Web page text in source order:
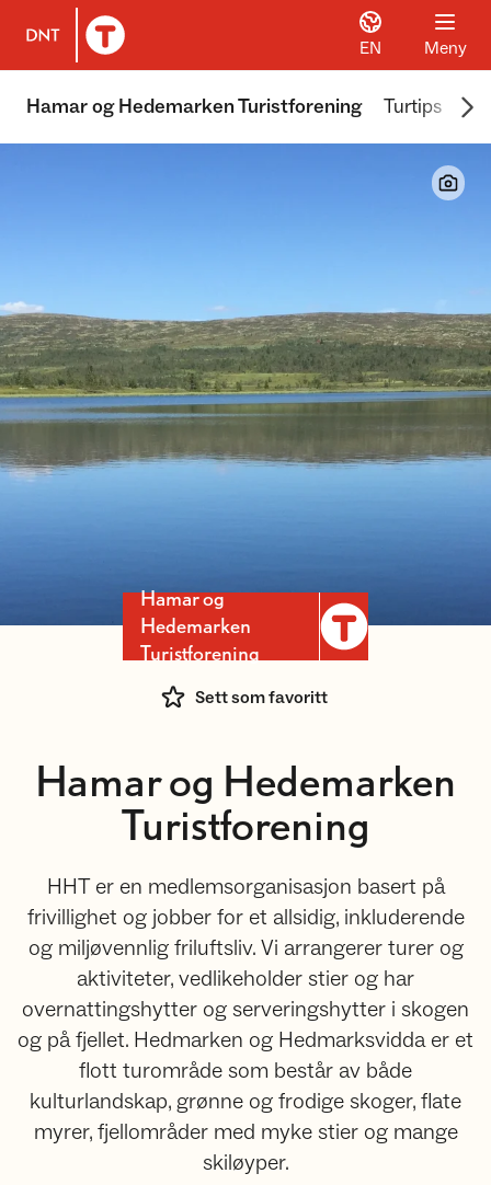
Til DNT.no forside
EN Meny
Hamar og Hedemarken Turistforening Turtips
Hamar og
Hedemarken
Turistforening
Sett som favoritt
Hamar og Hedemarken
Turistforening
HHT er en medlemsorganisasjon basert på
frivillighet og jobber for et allsidig, inkluderende
og miljøvennlig friluftsliv. Vi arrangerer turer og
aktiviteter, vedlikeholder stier og har
overnattingshytter og serveringshytter i skogen
og på fjellet. Hedmarken og Hedmarksvidda er et
flott turområde som består av både
kulturlandskap, grønne og frodige skoger, flate
myrer, fjellområder med myke stier og mange
skiløyper.